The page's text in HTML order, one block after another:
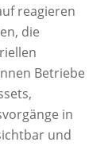
reagieren
die
Betriebe
in
und